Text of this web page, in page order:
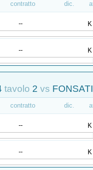
contratto dic.
-- K
-- K
tavolo 2 vs
contratto dic.
-- K
-- K